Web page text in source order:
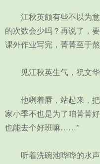
江秋英颇有些不以为意
的次数会少吗？再说了，
课外作业写完，菁菁至于
见江秋英生气，祝文华
他咧着唇，站起来，把
家小季不也是为了咱菁菁
也能去个好班嘛……”
听着洗碗池哗哗的水声